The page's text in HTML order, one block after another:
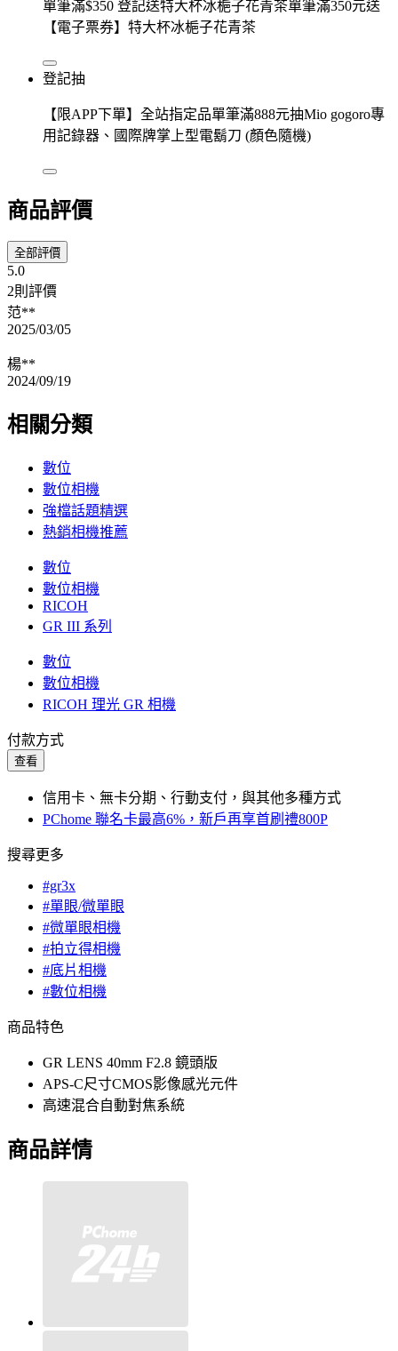
單筆滿$350 登記送特大杯冰梔子花青茶單筆滿350元送
【電子票券】特大杯冰梔子花青茶
登記抽
【限APP下單】全站指定品單筆滿888元抽Mio gogoro專
用記錄器、國際牌掌上型電鬍刀 (顏色隨機)
商品評價
全部評價
5.0
2則評價
范**
2025/03/05
楊**
2024/09/19
相關分類
數位
數位相機
強檔話題精選
熱銷相機推薦
數位
數位相機
RICOH
GR III 系列
數位
數位相機
RICOH 理光 GR 相機
付款方式
查看
信用卡、無卡分期、行動支付，與其他多種方式
PChome 聯名卡最高6%，新戶再享首刷禮800P
搜尋更多
#gr3x
#單眼/微單眼
#微單眼相機
#拍立得相機
#底片相機
#數位相機
商品特色
GR LENS 40mm F2.8 鏡頭版
APS-C尺寸CMOS影像感光元件
高速混合自動對焦系統
商品詳情